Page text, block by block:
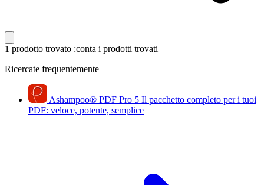
1 prodotto trovato :conta i prodotti trovati
Ricercate frequentemente
Ashampoo® PDF Pro 5 Il pacchetto completo per i tuoi
PDF: veloce, potente, semplice